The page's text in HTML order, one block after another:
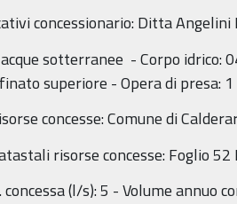
concessionario: Ditta Angelini
sotterranee - Corpo idrico:
superiore - Opera di presa:
concesse: Comune di
risorse concesse: Foglio
(l/s): 5 - Volume annuo